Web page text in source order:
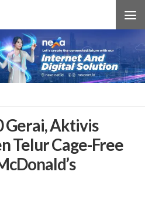
Gerai, Aktivis
Telur Cage-Free